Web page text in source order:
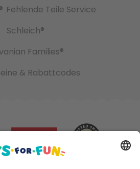
Fehlende Teile Service
Schleich®
Families®
& Rabattcodes